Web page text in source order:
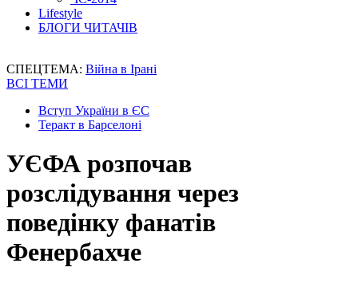
Lifestyle
БЛОГИ ЧИТАЧІВ
СПЕЦТЕМА: Війна в Ірані
ВСІ ТЕМИ
Вступ України в ЄС
Теракт в Барселоні
УЄФА розпочав
розслідування через
поведінку фанатів
Фенербахче